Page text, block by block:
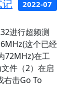
2022-07
进行超频测
这个已经
72MHz)在工
件（2）在启
右击Go To